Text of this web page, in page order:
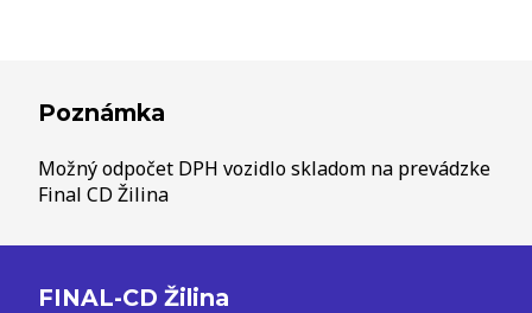
Poznámka
Možný odpočet DPH vozidlo skladom na prevádzke
Final CD Žilina
FINAL-CD Žilina